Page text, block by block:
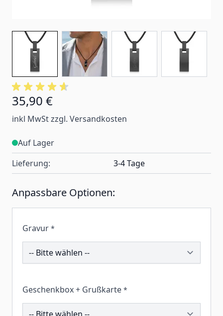
35,90 €
inkl MwSt zzgl. Versandkosten
Auf Lager
Lieferung:
3-4 Tage
Anpassbare Optionen:
Gravur *
207218
Geschenkbox + Grußkarte *
257585